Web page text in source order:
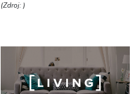
(Zdroj: )